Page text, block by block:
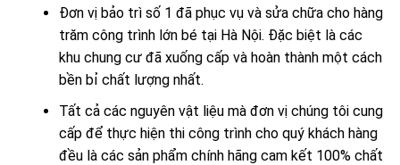
Đơn vị bảo trì số 1 đã phục vụ và sửa chữa cho hàng
trăm công trình lớn bé tại Hà Nội. Đặc biệt là các
khu chung cư đã xuống cấp và hoàn thành một cách
bền bỉ chất lượng nhất.
Tất cả các nguyên vật liệu mà đơn vị chúng tôi cung
cấp để thực hiện thi công trình cho quý khách hàng
đều là các sản phẩm chính hãng cam kết 100% chất